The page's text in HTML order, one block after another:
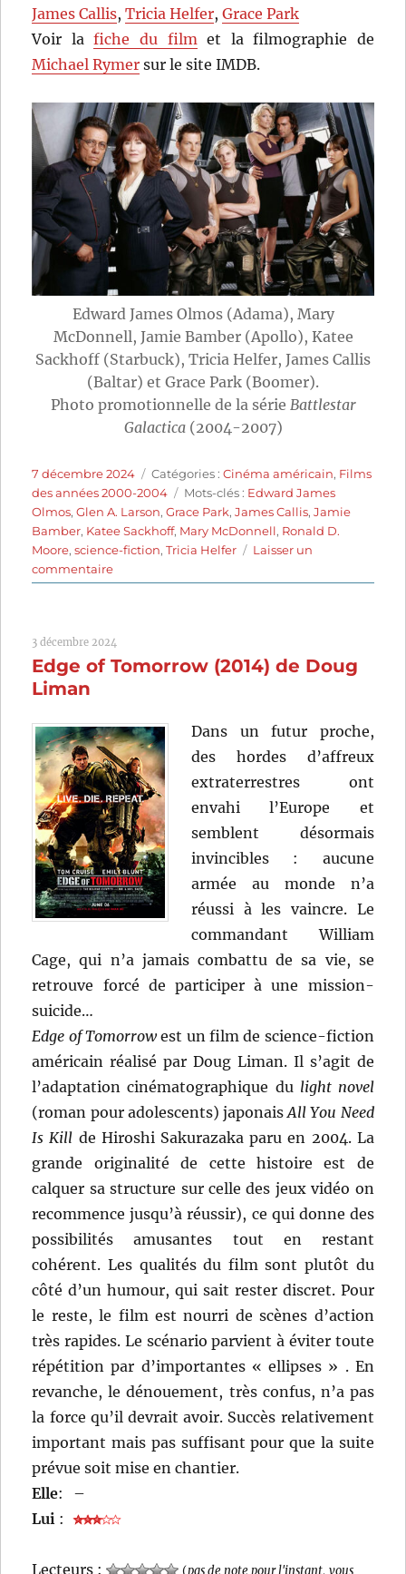
James Callis,Tricia Helfer,Grace Park
Voir lafiche du filmet la filmographie de
Michael Rymer sur le site IMDB.
Edward James Olmos (Adama), Mary
McDonnell, Jamie Bamber (Apollo), Katee
Sackhoff (Starbuck), Tricia Helfer, James Callis
(Baltar) et Grace Park (Boomer).
Photo promotionnelle de la série Battlestar
Galactica(2004-2007)
Publié
le
7 décembre 2024 Catégories
Catégories :Cinéma américain, Films
des années 2000-2004
Étiquettes
Mots-clés : Edward James
Olmos,Glen A. Larson,Grace Park,James Callis,Jamie
Bamber, Katee Sackhoff, Mary McDonnell, Ronald D.
Moore,science-fiction,Tricia Helfer
Laisser un
commentairesur
Battlestar
de
Michael
3 décembre 2024
Edge of Tomorrow (2014) de Doug
Liman
Dans un futur proche,
des hordes d’affreux
extraterrestres ont
envahi l’Europe et
semblent désormais
invincibles : aucune
armée au monde n’a
réussi à les vaincre. Le
commandant William
Cage, qui n’a jamais combattu de sa vie, se
retrouve forcé de participer à une mission-
suicide…
Edge of Tomorrowest un film de science-fiction
américain réalisé par Doug Liman. Il s’agit de
l’adaptation cinématographique du light novel
(roman pour adolescents) japonaisAll You Need
Is Kill de Hiroshi Sakurazaka paru en 2004. La
grande originalité de cette histoire est de
calquer sa structure sur celle des jeux vidéo on
recommence jusqu’à réussir), ce qui donne des
possibilités amusantes tout en restant
cohérent. Les qualités du film sont plutôt du
côté d’un humour, qui sait rester discret. Pour
le reste, le film est nourri de scènes d’action
très rapides. Le scénario parvient à éviter toute
répétition par d’importantes « ellipses » . En
revanche, le dénouement, très confus, n’a pas
la force qu’il devrait avoir. Succès relativement
important mais pas suffisant pour que la suite
prévue soit mise en chantier.
Elle:
–
Lui :
Lecteurs : (pas de note pour l'instant, vous